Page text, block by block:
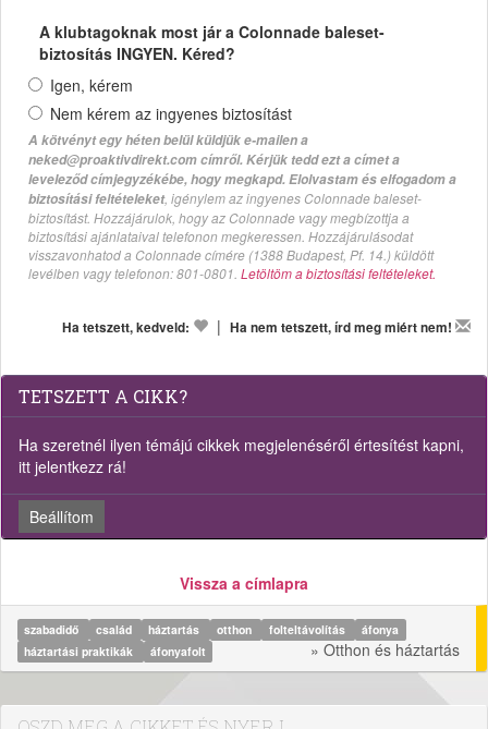
A klubtagoknak most jár a Colonnade baleset-
biztosítás INGYEN. Kéred?
Igen, kérem
Nem kérem az ingyenes biztosítást
A kötvényt egy héten belül küldjük e-mailen a
neked@proaktivdirekt.com címről. Kérjük tedd ezt a címet a
leveleződ címjegyzékébe, hogy megkapd. Elolvastam és elfogadom a
biztosítási feltételeket, igénylem az ingyenes Colonnade baleset-
biztosítást. Hozzájárulok, hogy az Colonnade vagy megbízottja a
biztosítási ajánlataival telefonon megkeressen. Hozzájárulásodat
visszavonhatod a Colonnade címére (1388 Budapest, Pf. 14.) küldött
levélben vagy telefonon: 801-0801. Letöltöm a biztosítási feltételeket.
Ha tetszett, kedveld: | Ha nem tetszett, írd meg miért nem!
TETSZETT A CIKK?
Ha szeretnél ilyen témájú cikkek megjelenéséről értesítést kapni,
itt jelentkezz rá!
Beállítom
Vissza a címlapra
szabadidő család háztartás otthon folteltávolítás
áfonya
háztartási praktikák
áfonyafolt » Otthon és háztartás